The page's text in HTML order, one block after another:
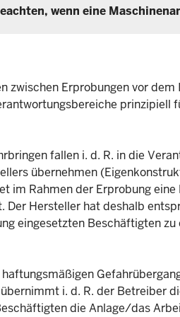
wenn eine
zwischen Erprobungen vor
prinzipiell
fallen i. d. R. in die
übernehmen
im Rahmen der Erprobung
Hersteller hat deshalb
eingesetzten Beschäftigten
i. d. R. der Betreiber
die Anlage/das